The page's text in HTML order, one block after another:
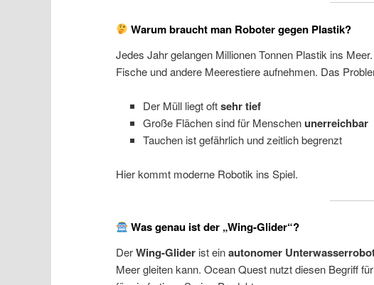
Warum braucht man Roboter gegen Plastik?
Jedes Jahr gelangen Millionen Tonnen Plastik ins
Fische und andere Meerestiere aufnehmen. Das
Der Müll liegt oftsehr tief
Große Flächen sind für Menschenunerreichbar
Tauchen ist gefährlich und zeitlich begrenzt
Hier kommt moderne Robotik ins Spiel.
Was genau ist der „Wing-Glider“?
DerWing-Glider ist einautonomer
Meer gleiten kann. Ocean Quest nutzt diesen Begriff